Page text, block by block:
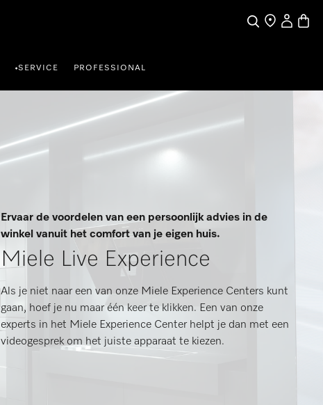
Wat zoek je?
Dealer zoeken
Mijn
•SERVICE PROFESSIONAL
Ervaar de voordelen van een persoonlijk advies in de
winkel vanuit het comfort van je eigen huis.
Miele Live Experience
Als je niet naar een van onze Miele Experience Centers kunt
gaan, hoef je nu maar één keer te klikken. Een van onze
experts in het Miele Experience Center helpt je dan met een
videogesprek om het juiste apparaat te kiezen.